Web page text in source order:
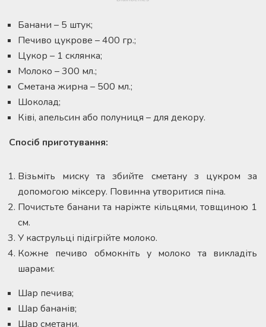
Банани – 5 штук;
Печиво цукрове – 400 гр.;
Цукор – 1 склянка;
Молоко – 300 мл.;
Сметана жирна – 500 мл.;
Шоколад;
Ківі, апельсин або полуниця – для декору.
Спосіб приготування:
Візьміть миску та збийте сметану з цукром за
допомогою міксеру. Повинна утворитися піна.
Почистьте банани та наріжте кільцями, товщиною 1
см.
У каструльці підігрійте молоко.
Кожне печиво обмокніть у молоко та викладіть
шарами:
Шар печива;
Шар бананів;
Шар сметани.